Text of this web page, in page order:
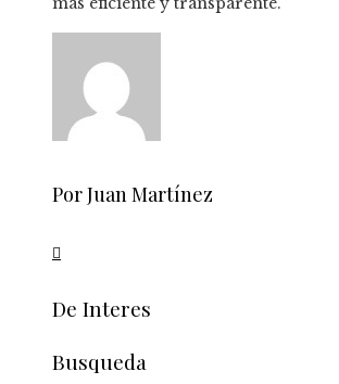
Por Juan Martínez
De Interes
Busqueda